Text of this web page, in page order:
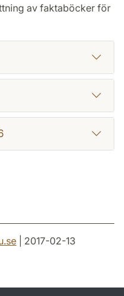
av faktaböcker för
.se | 2017-02-13